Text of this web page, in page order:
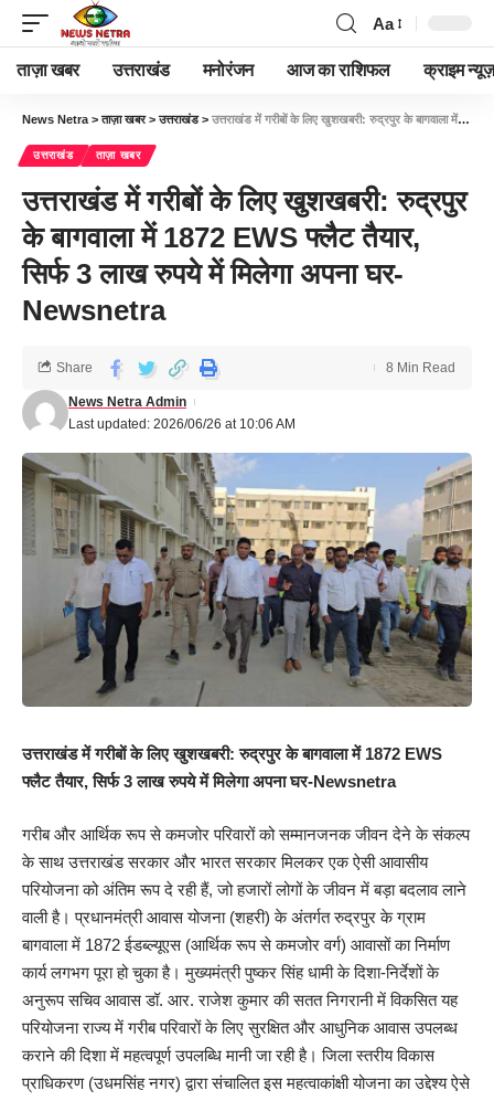
Aa
ताज़ा खबर उत्तराखंड मनोरंजन आज का राशिफल क्राइम न्यूज़
News Netra >ताज़ा खबर>उत्तराखंड> उत्तराखंड में गरीबों के लिए खुशखबरी: रुद्रपुर के बागवाला में 1872 EWS फ्लैट तैयार, सिर्फ 3 लाख रुपये में मिलेगा अपना घर-Newsnetra
उत्तराखंड ताज़ा खबर
उत्तराखंड में गरीबों के लिए खुशखबरी: रुद्रपुर
के बागवाला में 1872 EWS फ्लैट तैयार,
सिर्फ 3 लाख रुपये में मिलेगा अपना घर-
Newsnetra
Last updated: 2026/06/26 at 10:06 AM
News Netra Admin
Share 8 Min Read
उत्तराखंड में गरीबों के लिए खुशखबरी: रुद्रपुर के बागवाला में 1872 EWS
फ्लैट तैयार, सिर्फ 3 लाख रुपये में मिलेगा अपना घर-Newsnetra
गरीब और आर्थिक रूप से कमजोर परिवारों को सम्मानजनक जीवन देने के संकल्प
के साथ उत्तराखंड सरकार और भारत सरकार मिलकर एक ऐसी आवासीय
परियोजना को अंतिम रूप दे रही हैं, जो हजारों लोगों के जीवन में बड़ा बदलाव लाने
वाली है। प्रधानमंत्री आवास योजना (शहरी) के अंतर्गत रुद्रपुर के ग्राम
बागवाला में 1872 ईडब्ल्यूएस (आर्थिक रूप से कमजोर वर्ग) आवासों का निर्माण
कार्य लगभग पूरा हो चुका है। मुख्यमंत्री पुष्कर सिंह धामी के दिशा-निर्देशों के
अनुरूप सचिव आवास डॉ. आर. राजेश कुमार की सतत निगरानी में विकसित यह
परियोजना राज्य में गरीब परिवारों के लिए सुरक्षित और आधुनिक आवास उपलब्ध
कराने की दिशा में महत्वपूर्ण उपलब्धि मानी जा रही है। जिला स्तरीय विकास
प्राधिकरण (उधमसिंह नगर) द्वारा संचालित इस महत्वाकांक्षी योजना का उद्देश्य ऐसे